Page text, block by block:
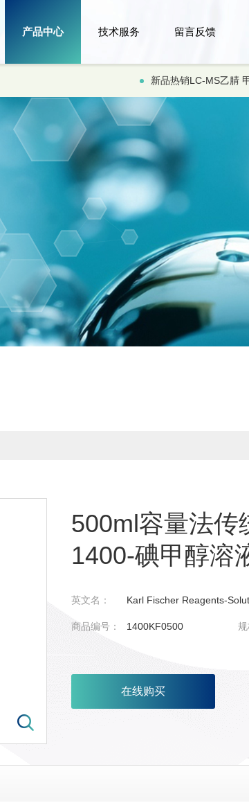
产品中心 技术服务 留言反馈
新品热销LC-MS乙腈
500ml容量法传
1400-碘甲醇溶
英文名： Karl Fischer Reagents-
商品编号： 1400KF0500 规
在线购买